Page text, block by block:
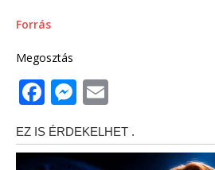
Forrás
Megosztás
F
a
c
M
ssai